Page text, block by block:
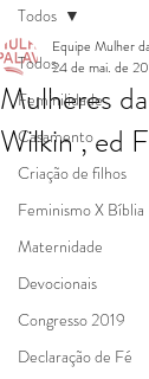
Todos
Feminilidade
Casamento
Criação de filhos
Feminismo X Bíblia
Maternidade
Devocionais
Congresso 2019
Declaração de Fé
Todos
Mulheres
Wilkin , ed
Equipe Mulher
24 de mai. de